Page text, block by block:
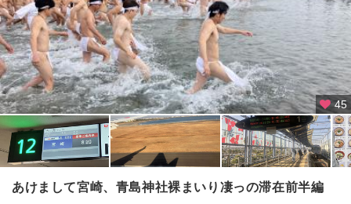
45
あけまして宮崎、青島神社裸まいり凄っの滞在前半編